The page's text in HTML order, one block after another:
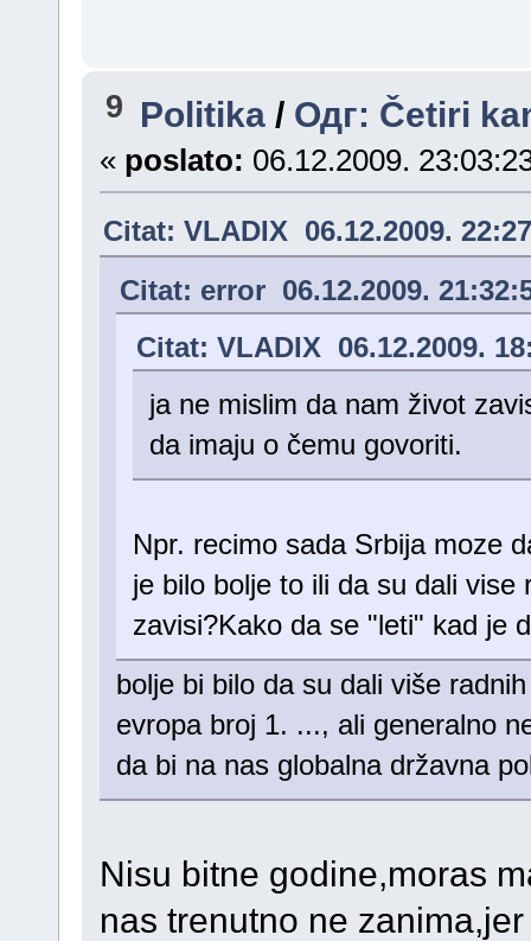
9 Politika / Одг: Četiri
« poslato: 06.12.2009.
Citat: VLADIX 06.12.2009.
Citat: error 06.12.2009.
Citat: VLADIX 06.12.2009.
ja ne mislim da nam život
da imaju o čemu govoriti.
Npr. recimo sada Srbija moze
je bilo bolje to ili da su dali
zavisi?Kako da se "leti" kad je
bolje bi bilo da su dali više
evropa broj 1. ..., ali generalno
da bi na nas globalna državna
Nisu bitne godine,moras
nas trenutno ne